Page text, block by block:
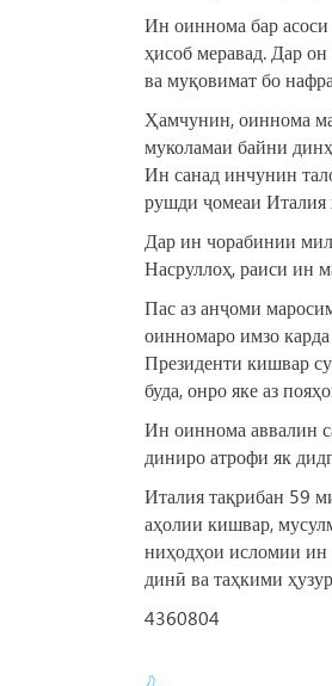
Ин оиннома бар
ҳисоб меравад. Дар
ва муқовимат бо
Ҳамчунин, оиннома
муколамаи байни
Ин санад инчунин
рушди ҷомеаи Италия
Дар ин чорабинии
Насруллоҳ, раиси ин
Пас аз анҷоми
оинномаро имзо
Президенти кишвар
буда, онро яке аз
Ин оиннома аввалин
диниро атрофи як
Италия тақрибан 59
аҳолии кишвар,
ниҳодҳои исломии ин
динӣ ва таҳкими
4360804